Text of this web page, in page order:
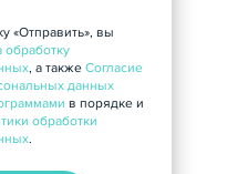
«Отправить», вы
обработку
, а также Согласие
данных
в порядке и
обработки
.